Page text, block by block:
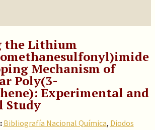
the Lithium
Mechanism of
Poly(3-
Experimental and
Study
Bibliografía Nacional Química, Diodos